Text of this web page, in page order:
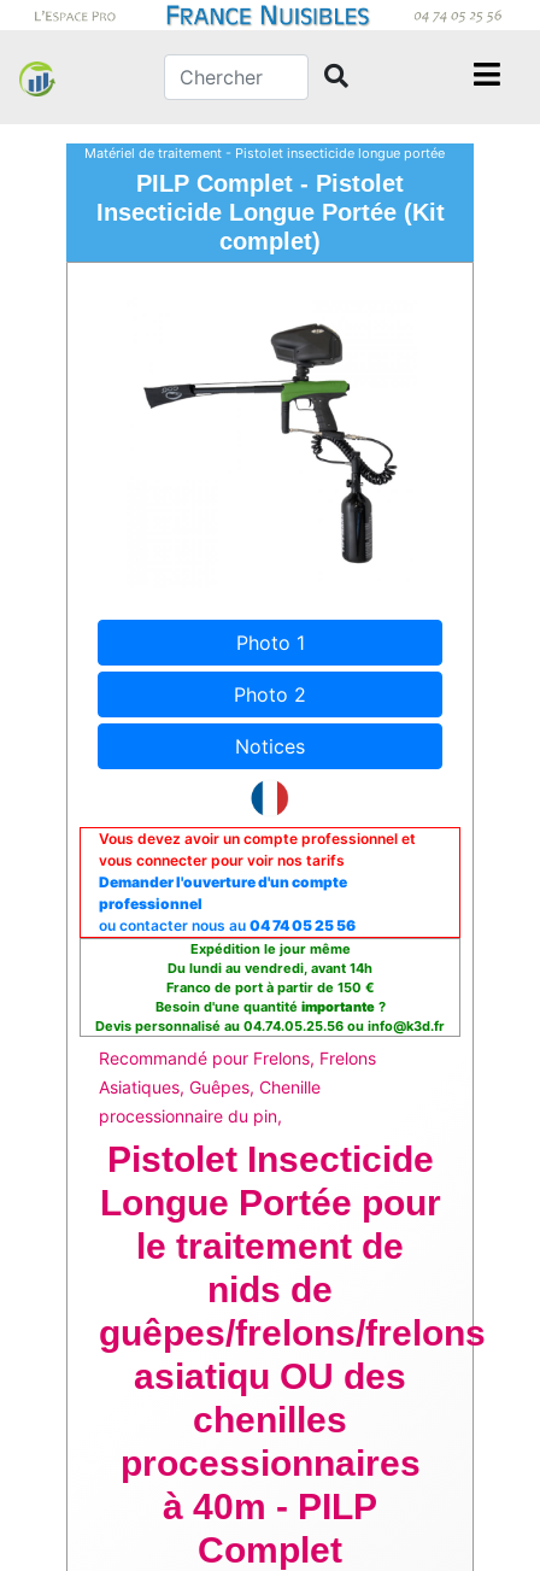
Matériel de traitement - Pistolet insecticide longue portée
PILP Complet - Pistolet
Insecticide Longue Portée (Kit
complet)
Photo 1
Photo 2
Notices
Vous devez avoir un compte professionnel et
vous connecter pour voir nos tarifs
Demander l'ouverture d'un compte
professionnel
ou contacter nous au 04 74 05 25 56
Expédition le jour même
Du lundi au vendredi, avant 14h
Franco de port à partir de 150 €
Besoin d'une quantité importante?
Devis personnalisé au 04.74.05.25.56 ou info@k3d.fr
Recommandé pour Frelons, Frelons
Asiatiques, Guêpes, Chenille
processionnaire du pin,
Pistolet Insecticide
Longue Portée pour
le traitement de
nids de
guêpes/frelons/frelons
asiatiqu OU des
chenilles
processionnaires
à 40m - PILP
Complet